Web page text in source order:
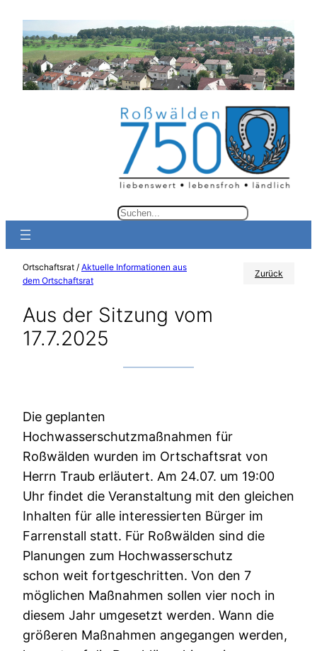
Inhalt
springen
S
c
h
n
Ortschaftsrat / Aktuelle Informationen aus
dem Ortschaftsrat
Zurück
Aus der Sitzung vom
17.7.2025
Die geplanten
Hochwasserschutzmaßnahmen für
Roßwälden wurden im Ortschaftsrat von
Herrn Traub erläutert. Am 24.07. um 19:00
Uhr findet die Veranstaltung mit den gleichen
Inhalten für alle interessierten Bürger im
Farrenstall statt. Für Roßwälden sind die
Planungen zum Hochwasserschutz
schon weit fortgeschritten. Von den 7
möglichen Maßnahmen sollen vier noch in
diesem Jahr umgesetzt werden. Wann die
größeren Maßnahmen angegangen werden,